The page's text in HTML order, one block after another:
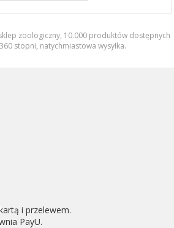
zoologiczny, 10.000 produktów dostępnych
stopni, natychmiastowa wysyłka.
i przelewem.
PayU.